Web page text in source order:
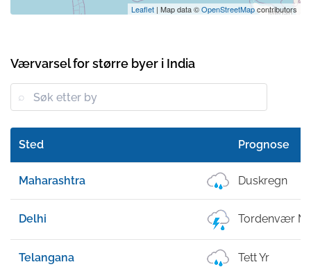
Leaflet | Map data ©OpenStreetMapcontributors
Værvarsel for større byer i India
Sted Prognose
Maharashtra Duskregn
Delhi Tordenvær
Telangana Tett Yr